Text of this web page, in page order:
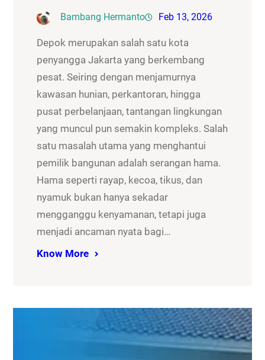
Bambang Hermanto Feb 13, 2026
Depok merupakan salah satu kota
penyangga Jakarta yang berkembang
pesat. Seiring dengan menjamurnya
kawasan hunian, perkantoran, hingga
pusat perbelanjaan, tantangan lingkungan
yang muncul pun semakin kompleks. Salah
satu masalah utama yang menghantui
pemilik bangunan adalah serangan hama.
Hama seperti rayap, kecoa, tikus, dan
nyamuk bukan hanya sekadar
mengganggu kenyamanan, tetapi juga
menjadi ancaman nyata bagi…
Know More